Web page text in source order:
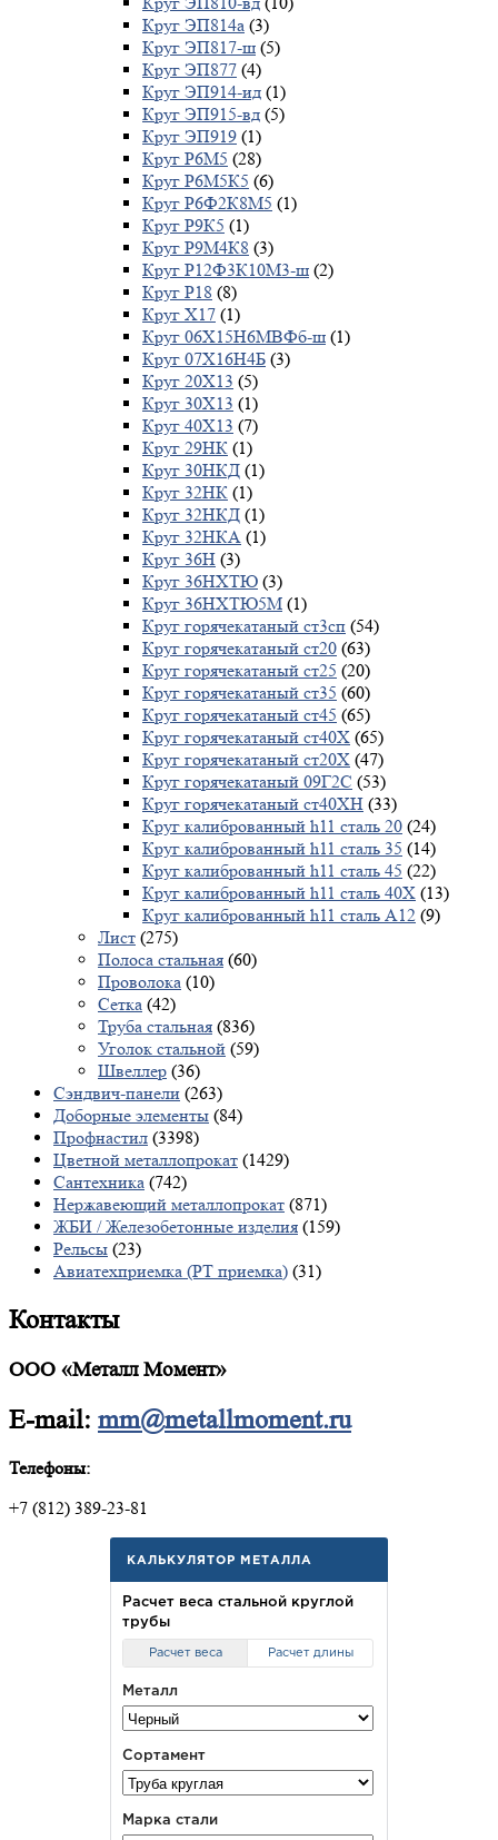
Круг ЭП814а (3)
Круг ЭП817-ш (5)
Круг ЭП877 (4)
Круг ЭП914-ид (1)
Круг ЭП915-вд (5)
Круг ЭП919 (1)
Круг Р6М5 (28)
Круг Р6М5К5 (6)
Круг Р6Ф2К8М5 (1)
Круг Р9К5 (1)
Круг Р9М4К8 (3)
Круг Р12Ф3К10М3-ш (2)
Круг Р18 (8)
Круг Х17 (1)
Круг 06Х15Н6МВФб-ш (1)
Круг 07Х16Н4Б (3)
Круг 20Х13 (5)
Круг 30Х13 (1)
Круг 40Х13 (7)
Круг 29НК (1)
Круг 30НКД (1)
Круг 32НК (1)
Круг 32НКД (1)
Круг 32НКА (1)
Круг 36Н (3)
Круг 36НХТЮ (3)
Круг 36НХТЮ5М (1)
Круг горячекатаный ст3сп (54)
Круг горячекатаный ст20 (63)
Круг горячекатаный ст25 (20)
Круг горячекатаный ст35 (60)
Круг горячекатаный ст45 (65)
Круг горячекатаный ст40Х (65)
Круг горячекатаный ст20Х (47)
Круг горячекатаный 09Г2С (53)
Круг горячекатаный ст40ХН (33)
Круг калиброванный h11 сталь 20 (24)
Круг калиброванный h11 сталь 35 (14)
Круг калиброванный h11 сталь 45 (22)
Круг калиброванный h11 сталь 40X (13)
Круг калиброванный h11 сталь А12 (9)
Лист (275)
Полоса стальная (60)
Проволока (10)
Сетка (42)
Труба стальная (836)
Уголок стальной (59)
Швеллер (36)
Сэндвич-панели (263)
Доборные элементы (84)
Профнастил (3398)
Цветной металлопрокат (1429)
Сантехника (742)
Нержавеющий металлопрокат (871)
ЖБИ / Железобетонные изделия (159)
Рельсы (23)
Авиатехприемка (РТ приемка) (31)
Контакты
ООО «Металл Момент»
E-mail: mm@metallmoment.ru
Телефоны:
+7 (812) 389-23-81